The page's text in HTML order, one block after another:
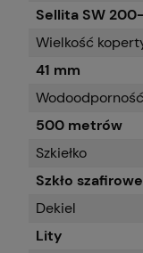
Sellita SW
Wielkość
41 mm
Wodoodporność
500 metrów
Szkiełko
Szkło szafirowe
Dekiel
Lity